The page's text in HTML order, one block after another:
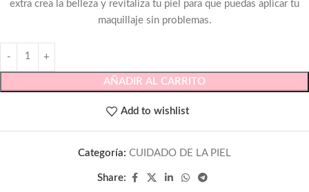
extra crea la belleza y revitaliza tu piel para que puedas aplicar tu
maquillaje sin problemas.
AÑADIR AL CARRITO
Add to wishlist
Categoría: CUIDADO DE LA PIEL
Share: